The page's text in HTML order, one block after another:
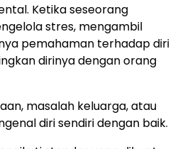
Ketika seseorang
stres, mengambil
pemahaman terhadap diri
dirinya dengan orang
masalah keluarga, atau
diri sendiri dengan baik.